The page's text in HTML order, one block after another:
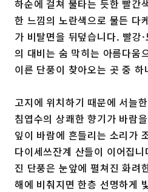
하순에 걸쳐 불타는 듯한 빨간
한 느낌의 노란색으로 물든 다
가 비탈면을 뒤덮습니다. 빨강
의 대비는 숨 막히는 아름다움
이른 단풍이 찾아오는 곳 중 하
고지에 위치하기 때문에 서늘
침엽수의 상쾌한 향기가 바람
잎이 바람에 흔들리는 소리가
다이세쓰잔계 산들이 이어집
진 단풍은 눈앞에 펼쳐진 화려
해에 비춰지면 한층 선명하게